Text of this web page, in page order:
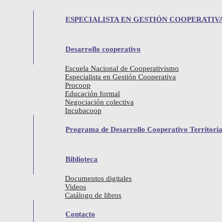
ESPECIALISTA EN GESTIÓN
Desarrollo cooperativo
Escuela Nacional de Cooperativismo
Especialista en Gestión Cooperativa
Procoop
Educación formal
Negociación colectiva
Incubacoop
Programa de Desarrollo Cooperativo
Biblioteca
Documentos digitales
Videos
Catálogo de libros
Contacto
La clasificación de las cooperativas se determina por su objeto, y
A) Cooperativas de trabajadores:
Pueden tener carácter industrial, de prestación de servicios, de